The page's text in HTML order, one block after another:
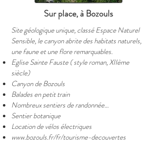
Sur place, à Bozouls
Site géologique unique, classé Espace Naturel
Sensible, le canyon abrite des habitats naturels,
une faune et une flore remarquables.
Eglise Sainte Fauste ( style roman, XIIème
siècle)
Canyon de Bozouls
Balades en petit train
Nombreux sentiers de randonnée…
Sentier botanique
Location de vélos électriques
www.bozouls.fr/fr/tourisme-decouvertes